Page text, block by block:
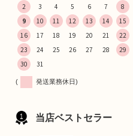
2
3 4 5 6 7
8
9
10 11 12 13 14
15
16
17 18 19 20 21
22
23
24 25 26 27 28
29
30
31
( 発送業務休日)
当店ベストセラー